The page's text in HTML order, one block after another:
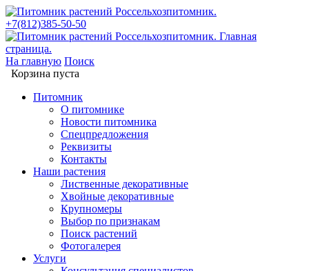
+7(812)385-50-50
На главную Поиск
Корзина пуста
Питомник
О питомнике
Новости питомника
Спецпредложения
Реквизиты
Контакты
Наши растения
Лиственные декоративные
Хвойные декоративные
Крупномеры
Выбор по признакам
Поиск растений
Фотогалерея
Услуги